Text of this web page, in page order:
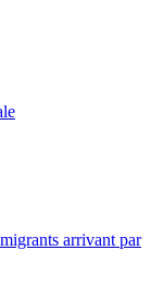
arrivant par